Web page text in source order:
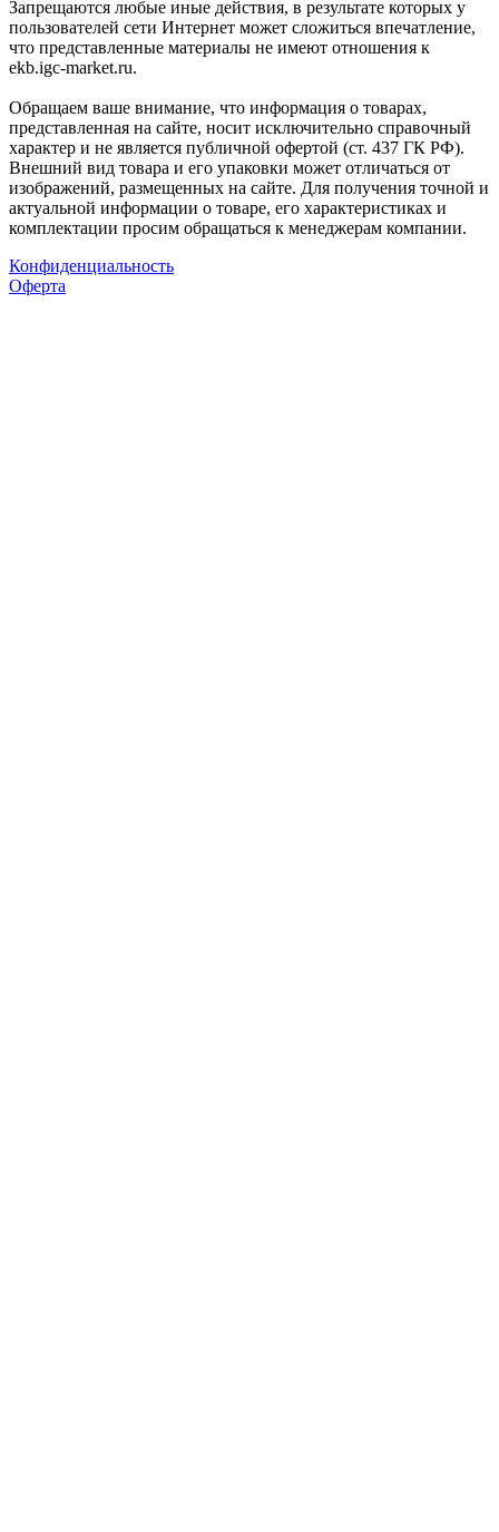
Запрещаются любые иные действия, в результате которых у
пользователей сети Интернет может сложиться впечатление,
что представленные материалы не имеют отношения к
ekb.igc-market.ru.
Обращаем ваше внимание, что информация о товарах,
представленная на сайте, носит исключительно справочный
характер и не является публичной офертой (ст. 437 ГК РФ).
Внешний вид товара и его упаковки может отличаться от
изображений, размещенных на сайте. Для получения точной и
актуальной информации о товаре, его характеристиках и
комплектации просим обращаться к менеджерам компании.
Конфиденциальность
Оферта